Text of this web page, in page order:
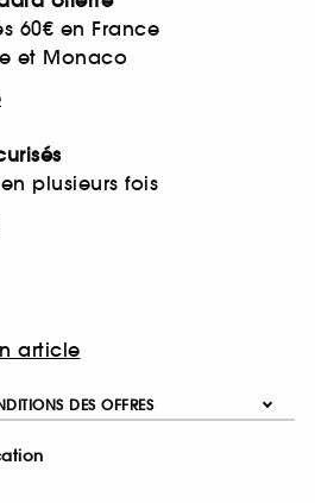
60€ en France
et Monaco
plusieurs fois
article
DES OFFRES